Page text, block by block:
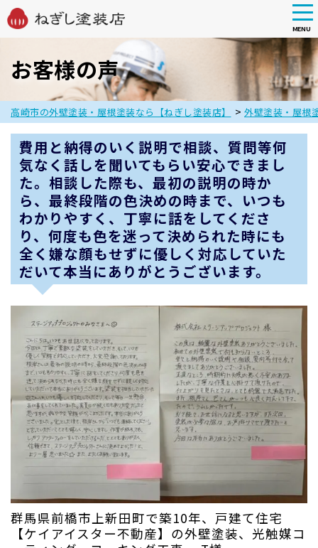
main
MENU
お客様の声
高崎市の外壁塗装・屋根塗装なら【ねぎし塗装店】 > 外壁塗装・屋根
費用と納得のいく説明で相談、質問等何
気なく話しを聞いてもらい安心できまし
た。相談した際も、最初の説明の時か
ら、最終段階の色決めの時まで、いつも
わかりやすく、丁寧に話をしてくださ
り、何度も色を迷って決められた時にも
全く嫌な顔もせずに優しく対応していた
だいて本当にありがとうございます。
群馬県前橋市上新田町で築10年、戸建て住宅
【ケイアイスター不動産】の外壁塗装、光触媒コ